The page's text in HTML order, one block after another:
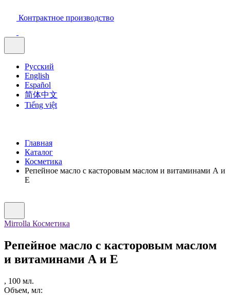
Контрактное производство
Русский
English
Español
简体中文
Tiếng việt
Главная
Каталог
Косметика
Репейное масло с касторовым маслом и витаминами А и
Е
Mirrolla Косметика
Репейное масло с касторовым маслом
и витаминами А и Е
, 100 мл.
Объем, мл: